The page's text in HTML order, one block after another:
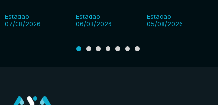
Estadão -
07/08/2026
Estadão -
06/08/2026
Estadão -
05/08/2026